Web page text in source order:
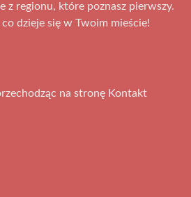
z regionu, które poznasz pierwszy.
dzieje się w Twoim mieście!
na stronę Kontakt